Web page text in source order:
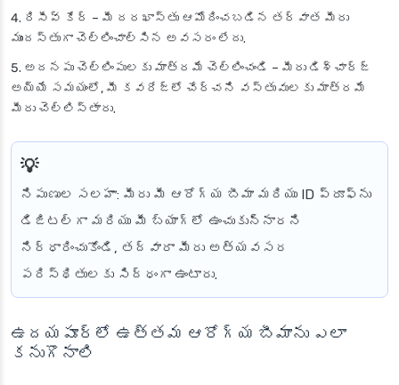
రిసీవ్ కేర్ – మీ దరఖాస్తు ఆమోదించబడిన తర్వాత మీరు
ముందస్తుగా చెల్లించాల్సిన అవసరం లేదు.
అదనపు చెల్లింపులకు మాత్రమే చెల్లించండి – మీరు డిశ్చార్జ్
అయ్యే సమయంలో, మీ కవరేజ్‌లో చేర్చని వస్తువులకు మాత్రమే
మీరు చెల్లిస్తారు.
నిపుణుల సలహా: మీరు మీ ఆరోగ్య బీమా మరియు ID ప్రూఫ్‌ను
డిజిటల్‌గా మరియు మీ బ్యాగ్‌లో ఉంచుకున్నారని
నిర్ధారించుకోండి, తద్వారా మీరు అత్యవసర
పరిస్థితులకు సిద్ధంగా ఉంటారు.
ఉదయపూర్‌లో ఉత్తమ ఆరోగ్య బీమాను ఎలా
కనుగొనాలి